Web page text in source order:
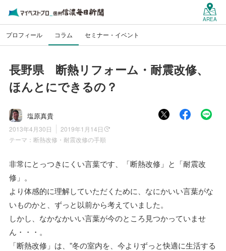
AREA
プロフィール コラム セミナー・イベント
長野県 断熱リフォーム・耐震改修、
ほんとにできるの？
塩原真貴
2013年4月30日
2019年1月14日
テーマ： 断熱改修・耐震改修の手順
非常にとっつきにくい言葉です、「断熱改修」と「耐震改
修」。
より体感的に理解していただくために、なにかいい言葉がな
いものかと、ずっと以前から考えていました。
しかし、なかなかいい言葉が今のところ見つかっていませ
ん・・・。
「断熱改修」は、”冬の室内を、今よりずっと快適に生活する